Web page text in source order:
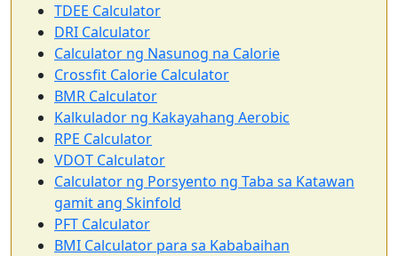
TDEE Calculator
DRI Calculator
Calculator ng Nasunog na Calorie
Crossfit Calorie Calculator
BMR Calculator
Kalkulador ng Kakayahang Aerobic
RPE Calculator
VDOT Calculator
Calculator ng Porsyento ng Taba sa Katawan
gamit ang Skinfold
PFT Calculator
BMI Calculator para sa Kababaihan